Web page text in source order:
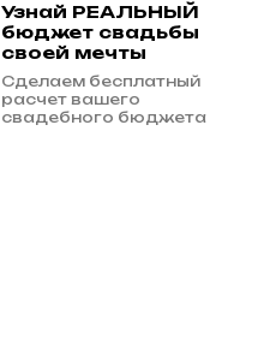
Узнай РЕАЛЬНЫЙ
бюджет свадьбы
своей мечты
Сделаем бесплатный
расчет вашего
свадебного бюджета